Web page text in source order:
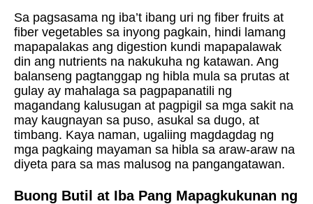
Sa pagsasama ng iba’t ibang uri ng fiber fruits at
fiber vegetables sa inyong pagkain, hindi lamang
mapapalakas ang digestion kundi mapapalawak
din ang nutrients na nakukuha ng katawan. Ang
balanseng pagtanggap ng hibla mula sa prutas at
gulay ay mahalaga sa pagpapanatili ng
magandang kalusugan at pagpigil sa mga sakit na
may kaugnayan sa puso, asukal sa dugo, at
timbang. Kaya naman, ugaliing magdagdag ng
mga pagkaing mayaman sa hibla sa araw-araw na
diyeta para sa mas malusog na pangangatawan.
Buong Butil at Iba Pang Mapagkukunan ng